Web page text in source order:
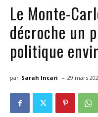
Le Monte-
décroche un
politique
par Sarah Incari - 29 mars